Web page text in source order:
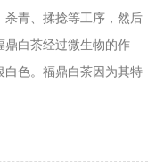
青、揉捻等工序，然后
白茶经过微生物的作
色。福鼎白茶因为其特